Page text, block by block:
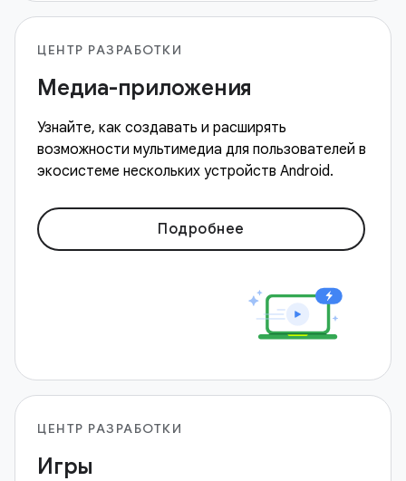
ЦЕНТР РАЗРАБОТКИ
Медиа-приложения
Узнайте, как создавать и расширять
возможности мультимедиа для пользователей в
экосистеме нескольких устройств Android.
Подробнее
ЦЕНТР РАЗРАБОТКИ
Игры